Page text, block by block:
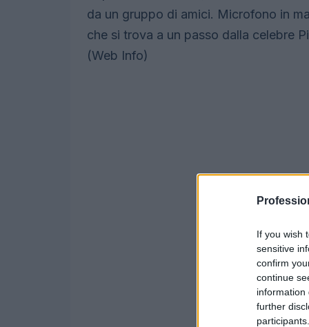
If you wish
sensitive
confirm
continue
information
further
da un gruppo di amici. Microfono in
che si trova a un passo dalla celebre
(Web Info)